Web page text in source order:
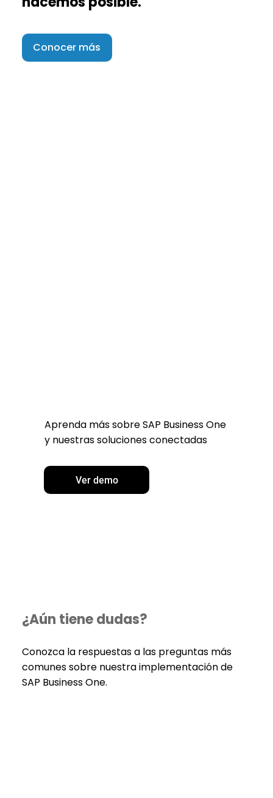
Conocer más
Aprenda más sobre SAP Business One
y nuestras soluciones conectadas
Ver demo
¿Aún tiene dudas?
Conozca la respuestas a las preguntas más
comunes sobre nuestra implementación de
SAP Business One.